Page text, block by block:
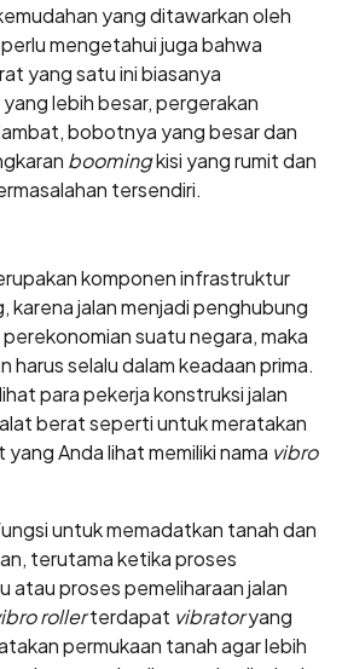
yang ditawarkan oleh
mengetahui juga bahwa
yang satu ini biasanya
lebih besar, pergerakan
bobotnya yang besar dan
boomingkisi yang rumit dan
tersendiri.
komponen infrastruktur
karena jalan menjadi penghubung
suatu negara, maka
harus selalu dalam keadaan prima.
para pekerja konstruksi jalan
berat seperti untuk meratakan
Anda lihat memiliki nama vibro
untuk memadatkan tanah dan
terutama ketika proses
atau proses pemeliharaan jalan
rollerterdapat vibratoryang
permukaan tanah agar lebih